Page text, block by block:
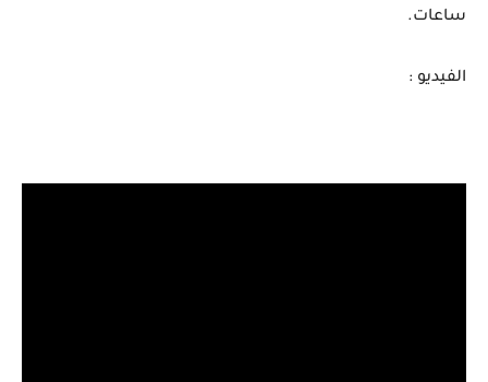
ساعات.
الفيديو :